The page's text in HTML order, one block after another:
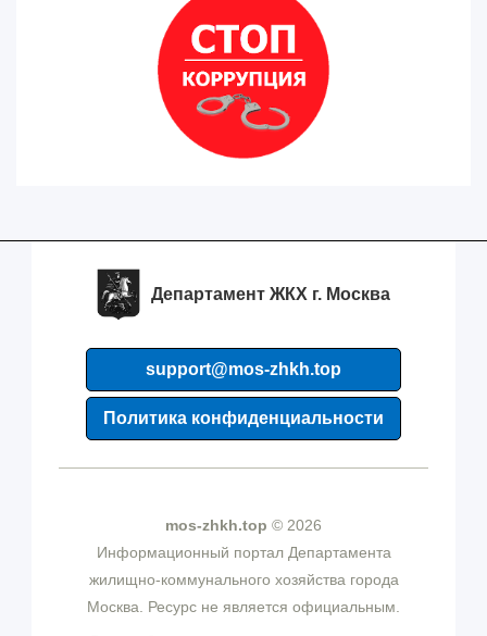
Департамент ЖКХ г. Москва
support@mos-zhkh.top
Политика конфиденциальности
mos-zhkh.top © 2026
Информационный портал Департамента
жилищно-коммунального хозяйства города
Москва. Ресурс не является официальным.